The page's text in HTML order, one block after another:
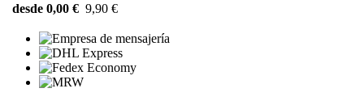
desde 0,00 € 9,90 €